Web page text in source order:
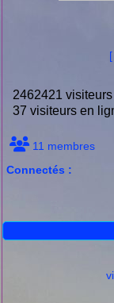
2462421 visiteurs
37 visiteurs en
11 membres
Connectés :